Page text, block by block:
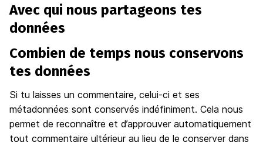
Avec qui nous partageons tes
données
Combien de temps nous conservons
tes données
Si tu laisses un commentaire, celui-ci et ses
métadonnées sont conservés indéfiniment. Cela nous
permet de reconnaître et d’approuver automatiquement
tout commentaire ultérieur au lieu de le conserver dans